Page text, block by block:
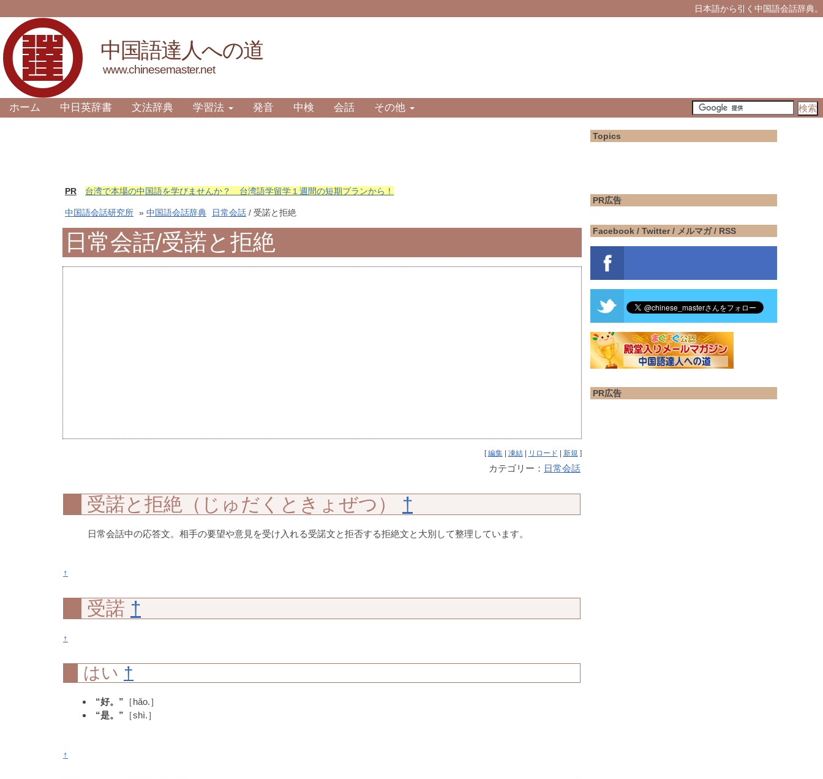
日本語から引く中国語会話辞典。
中国語達人への道
www.chinesemaster.net
ホーム 中日英辞書 文法辞典 学習法 発音 中検 会話 その他
Topics
PR 台湾で本場の中国語を学びませんか？ 台湾語学留学１週間の短期プランから！
中国語会話研究所 » 中国語会話辞典 日常会話 / 受諾と拒絶
日常会話/受諾と拒絶
[編集| 凍結| リロード 新規]
カテゴリー： 日常会話
受諾と拒絶（じゅだくときょぜつ） †
日常会話中の応答文。相手の要望や意見を受け入れる受諾文と拒否する拒絶文と大別して整理しています。
↑
受諾 †
↑
はい †
“好。” ［hǎo.］
“是。” ［shì.］
↑
PR広告
Facebook / Twitter / メルマガ / RSS
PR広告